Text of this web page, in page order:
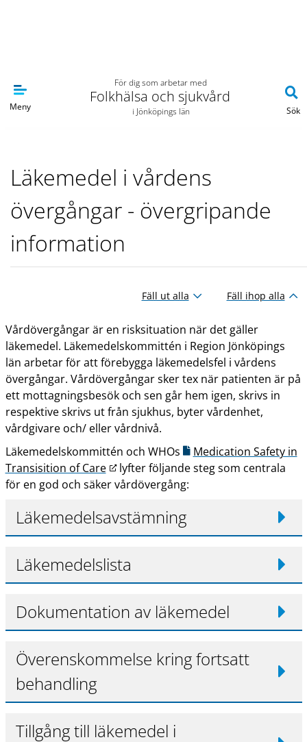
Meny
För dig som arbetar med
Folkhälsa och sjukvård
i Jönköpings län Sök
Läkemedel i vårdens
övergångar - övergripande
information
Fäll ut alla Fäll ihop alla
Vårdövergångar är en risksituation när det gäller
läkemedel. Läkemedelskommittén i Region Jönköpings
län arbetar för att förebygga läkemedelsfel i vårdens
övergångar. Vårdövergångar sker tex när patienten är på
ett mottagningsbesök och sen går hem igen, skrivs in
respektive skrivs ut från sjukhus, byter vårdenhet,
vårdgivare och/ eller vårdnivå.
Läkemedelskommittén och WHOs
Medication Safety in
Transisition of CareL
ä
k
t
l
l
n
n
n
b
lyfter följande steg som centrala
för en god och säker vårdövergång:
Läkemedelsavstämning
Läkemedelslista
Dokumentation av läkemedel
Överenskommelse kring fortsatt
behandling
Tillgång till läkemedel i